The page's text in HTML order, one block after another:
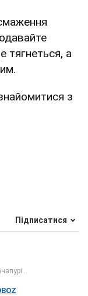
тягнеться, а
з
Підписатися